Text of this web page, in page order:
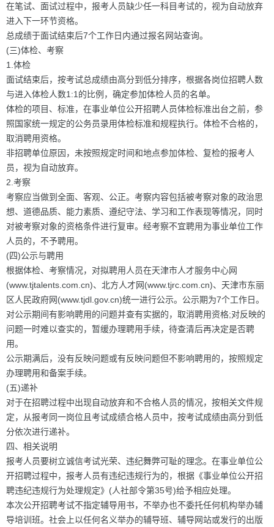
在笔试、面试过程中，报考人员缺少任一科目考试的，视为自动放弃
进入下一环节资格。
总成绩于面试结束后7个工作日内通过报名网站查询。
(三)体检、考察
1.体检
面试结束后，按考试总成绩由高分到低分排序，根据各岗位招聘人数
与进入体检人数1:1的比例，确定参加体检人员的名单。
体检的项目、标准，在事业单位公开招聘人员体检标准出台之前，参
照国家统一规定的公务员录用体检标准和规程执行。体检不合格的，
取消聘用资格。
非招聘单位原因，未按照规定时间和地点参加体检、复检的报考人
员，视为自动放弃。
2.考察
考察应当做到全面、客观、公正。考察内容包括被考察对象的政治思
想、道德品质、能力素质、遵纪守法、学习和工作表现等情况，同时
对被考察对象的资格条件进行复审。经考察不宜聘用为事业单位工作
人员的，不予聘用。
(四)公示与聘用
根据体检、考察情况，对拟聘用人员在天津市人才服务中心网
(www.tjtalents.com.cn)、北方人才网(www.tjrc.com.cn)、天津市东丽
区人民政府网(www.tjdl.gov.cn)统一进行公示。公示期为7个工作日。
对公示期间有影响聘用的问题并查有实据的，取消聘用资格;对反映的
问题一时难以查实的，暂缓办理聘用手续，待查清后再决定是否聘
用。
公示期满后，没有反映问题或有反映问题但不影响聘用的，按照规定
办理聘用和备案手续。
(五)递补
对于在招聘过程中出现自动放弃和不合格人员的情况，按相关文件规
定，从报考同一岗位且考试成绩合格人员中，按考试成绩由高分到低
分依次进行递补。
四、相关说明
报考人员要树立诚信考试光荣、违纪舞弊可耻的理念。在事业单位公
开招聘过程中，报考人员有违纪违规行为的，根据《事业单位公开招
聘违纪违规行为处理规定》(人社部令第35号)给予相应处理。
本次公开招聘考试不指定辅导用书，不举办也不委托任何机构举办辅
导培训班。社会上以任何名义举办的辅导班、辅导网站或发行的出版